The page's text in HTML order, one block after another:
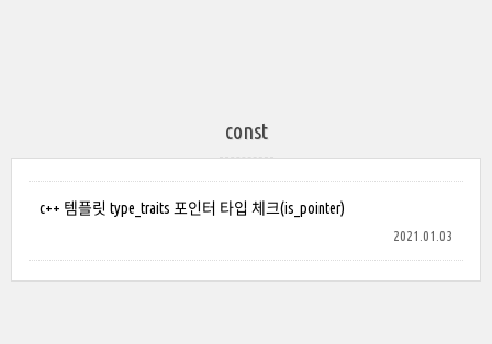
const
c++ 템플릿 type_traits 포인터 타입 체크(is_pointer)
2021.01.03